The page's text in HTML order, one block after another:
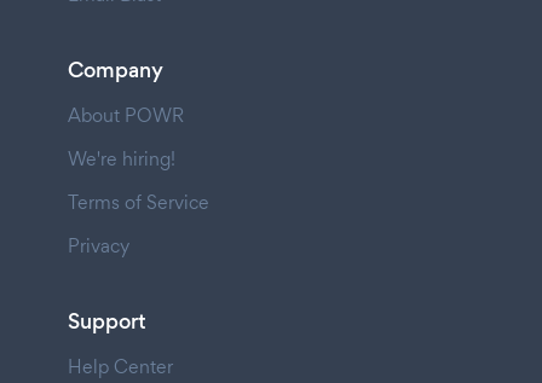
Company
About POWR
We're hiring!
Terms of Service
Privacy
Support
Help Center